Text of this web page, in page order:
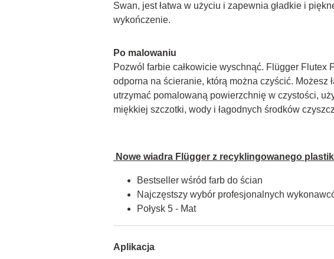
Swan, jest łatwa w użyciu i zapewnia gładkie i
wykończenie.
Po malowaniu
Pozwól farbie całkowicie wyschnąć. Flügger Flutex
odporna na ścieranie, którą można czyścić. Możesz
utrzymać pomalowaną powierzchnię w czystości,
miękkiej szczotki, wody i łagodnych środków
Nowe wiadra Flügger z recyklingowanego
Bestseller wśród farb do ścian
Najczęstszy wybór profesjonalnych
Połysk 5 - Mat
Aplikacja